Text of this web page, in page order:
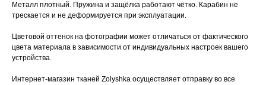
Металл плотный. Пружина и защёлка работают чётко. Карабин не
трескается и не деформируется при эксплуатации.
Цветовой оттенок на фотографии может отличаться от фактического
цвета материала в зависимости от индивидуальных настроек вашего
устройства.
Интернет-магазин тканей Zolyshka осуществляет отправку во все